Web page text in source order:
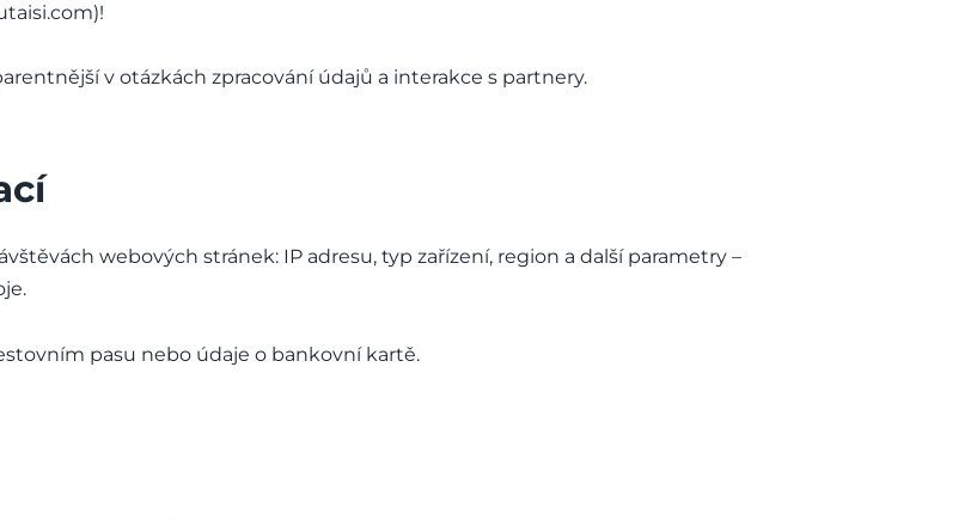
v otázkách zpracování údajů a interakce s partnery.
webových stránek: IP adresu, typ zařízení, region a další parametry –
pasu nebo údaje o bankovní kartě.